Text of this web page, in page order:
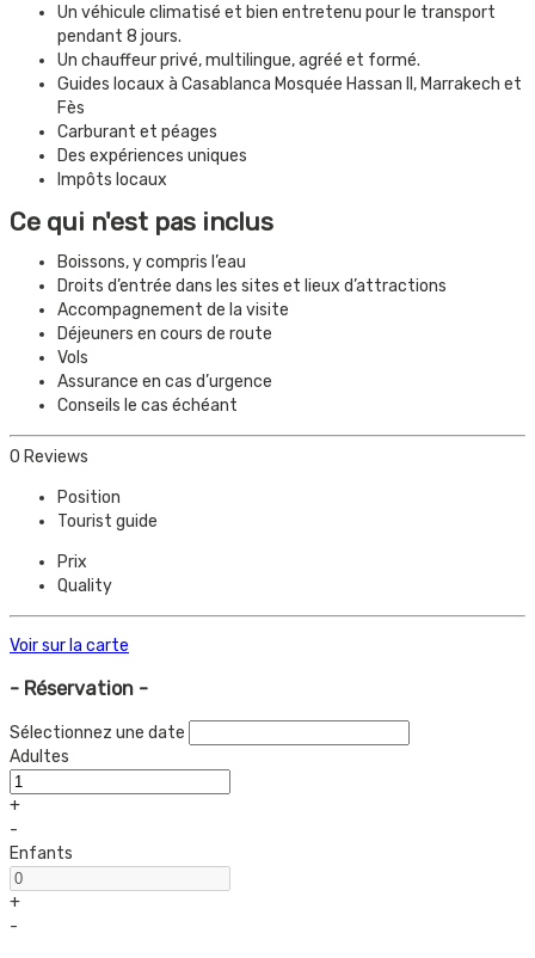
Un véhicule climatisé et bien entretenu pour le transport
pendant 8 jours.
Un chauffeur privé, multilingue, agréé et formé.
Guides locaux à Casablanca Mosquée Hassan II, Marrakech et
Fès
Carburant et péages
Des expériences uniques
Impôts locaux
Ce qui n'est pas inclus
Boissons, y compris l’eau
Droits d’entrée dans les sites et lieux d’attractions
Accompagnement de la visite
Déjeuners en cours de route
Vols
Assurance en cas d’urgence
Conseils le cas échéant
0 Reviews
Position
Tourist guide
Prix
Quality
Voir sur la carte
- Réservation -
Sélectionnez une date
Adultes
+
-
Enfants
+
-